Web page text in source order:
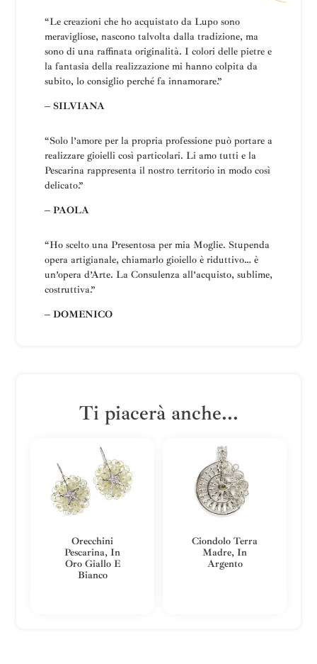
“Le creazioni che ho acquistato da Lupo sono
meravigliose, nascono talvolta dalla tradizione, ma
sono di una raffinata originalità. I colori delle pietre e
la fantasia della realizzazione mi hanno colpita da
subito, lo consiglio perché fa innamorare.”
– SILVIANA
“Solo l’amore per la propria professione può portare a
realizzare gioielli così particolari. Li amo tutti e la
Pescarina rappresenta il nostro territorio in modo così
delicato.”
– PAOLA
“Ho scelto una Presentosa per mia Moglie. Stupenda
opera artigianale, chiamarlo gioiello è riduttivo… è
un’opera d’Arte. La Consulenza all’acquisto, sublime,
costruttiva.”
– DOMENICO
Ti piacerà anche...
Orecchini
Pescarina, In
Oro Giallo E
Bianco
Ciondolo Terra
Madre, In
Argento